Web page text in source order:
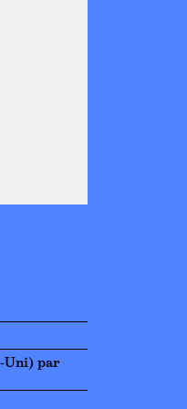
Uni) par